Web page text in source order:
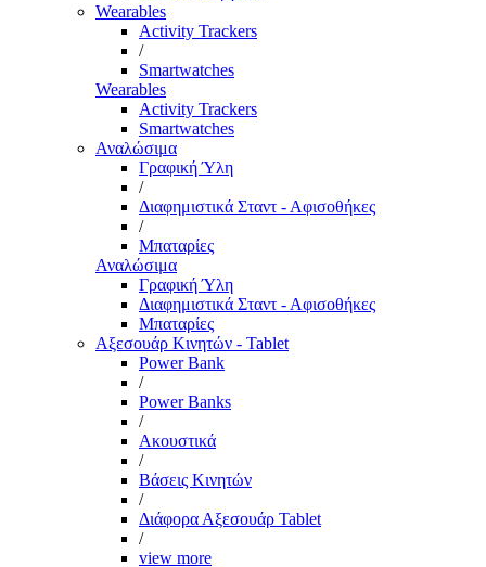
Wearables
Activity Trackers
/
Smartwatches
Wearables
Activity Trackers
Smartwatches
Αναλώσιμα
Γραφική Ύλη
/
Διαφημιστικά Σταντ - Αφισοθήκες
/
Μπαταρίες
Αναλώσιμα
Γραφική Ύλη
Διαφημιστικά Σταντ - Αφισοθήκες
Μπαταρίες
Αξεσουάρ Κινητών - Tablet
Power Bank
/
Power Banks
/
Ακουστικά
/
Βάσεις Κινητών
/
Διάφορα Αξεσουάρ Tablet
/
view more